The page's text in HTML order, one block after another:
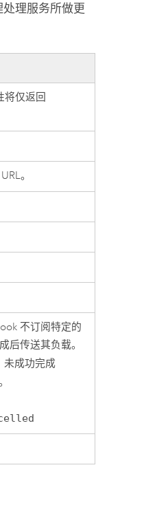
理服务所做更
将仅返回
。
不订阅特定的
后传送其负载。
未成功完成